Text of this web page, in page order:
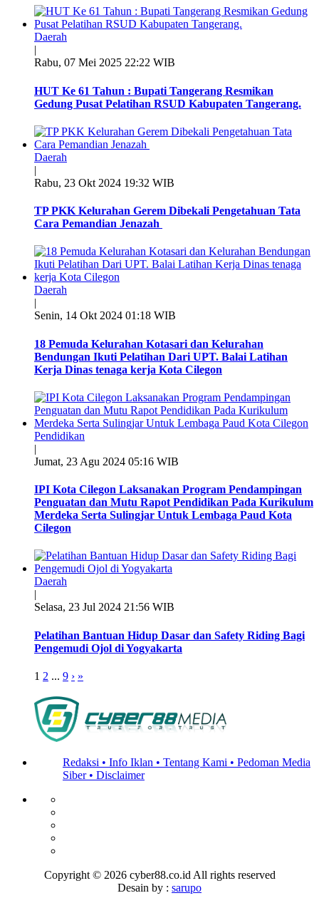
Daerah
|
Rabu, 07 Mei 2025 22:22 WIB
HUT Ke 61 Tahun : Bupati Tangerang Resmikan
Gedung Pusat Pelatihan RSUD Kabupaten Tangerang.
Daerah
|
Rabu, 23 Okt 2024 19:32 WIB
TP PKK Kelurahan Gerem Dibekali Pengetahuan Tata
Cara Pemandian Jenazah
Daerah
|
Senin, 14 Okt 2024 01:18 WIB
18 Pemuda Kelurahan Kotasari dan Kelurahan
Bendungan Ikuti Pelatihan Dari UPT. Balai Latihan
Kerja Dinas tenaga kerja Kota Cilegon
Pendidikan
|
Jumat, 23 Agu 2024 05:16 WIB
IPI Kota Cilegon Laksanakan Program Pendampingan
Penguatan dan Mutu Rapot Pendidikan Pada Kurikulum
Merdeka Serta Sulingjar Untuk Lembaga Paud Kota
Cilegon
Daerah
Selasa, 23 Jul 2024 21:56 WIB
Pelatihan Bantuan Hidup Dasar dan Safety Riding Bagi
Pengemudi Ojol di Yogyakarta
1 2 ... 9 › »
Redaksi • Info Iklan • Tentang Kami • Pedoman Media
Siber • Disclaimer
Copyright © 2026 cyber88.co.id All rights reserved
Desain by : sarupo